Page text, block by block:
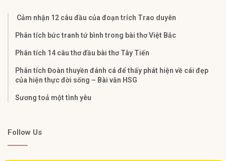
Cảm nhận 12 câu đầu của đoạn trích Trao duyên
Phân tích bức tranh tứ bình trong bài thơ Việt Bắc
Phân tích 14 câu thơ đầu bài thơ Tây Tiến
Phân tích Đoàn thuyền đánh cá để thấy phát hiện về cái đẹp
của hiện thực đời sống – Bài văn HSG
Sương toả một tình yêu
Follow Us